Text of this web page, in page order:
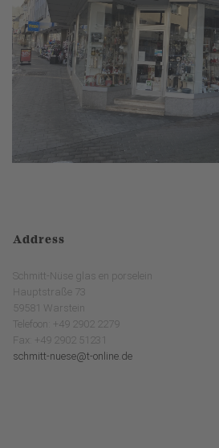
Address
Schmitt-Nüse glas en porselein
Hauptstraße 73
59581 Warstein
Telefoon: +49 2902 2279
Fax: +49 2902 51231
schmitt-nuese@t-online.de